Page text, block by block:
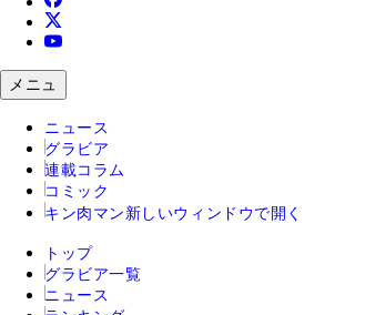
メニュ
ニュース
グラビア
連載コラム
コミック
キン肉マン 新しいウィンドウで開く
トップ
グラビア一覧
ニュース